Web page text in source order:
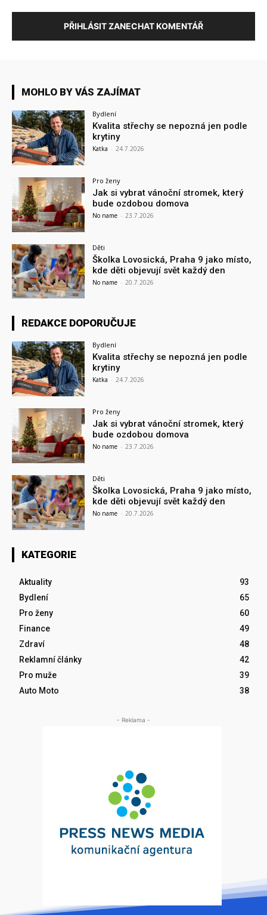
PŘIHLÁSIT ZANECHAT KOMENTÁŘ
MOHLO BY VÁS ZAJÍMAT
Bydlení
Kvalita střechy se nepozná jen podle
krytiny
Katka - 24.7.2026
Pro ženy
Jak si vybrat vánoční stromek, který
bude ozdobou domova
No name - 23.7.2026
Děti
Školka Lovosická, Praha 9 jako místo,
kde děti objevují svět každý den
No name - 20.7.2026
REDAKCE DOPORUČUJE
Bydlení
Kvalita střechy se nepozná jen podle
krytiny
Katka - 24.7.2026
Pro ženy
Jak si vybrat vánoční stromek, který
bude ozdobou domova
No name - 23.7.2026
Děti
Školka Lovosická, Praha 9 jako místo,
kde děti objevují svět každý den
No name - 20.7.2026
KATEGORIE
Aktuality
93
Bydlení
65
Pro ženy
60
Finance
49
Zdraví
48
Reklamní články
42
Pro muže
39
Auto Moto
38
- Reklama -